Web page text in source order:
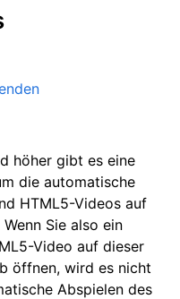
höher gibt es eine
die automatische
HTML5-Videos auf
Sie also ein
Video auf dieser
öffnen, wird es nicht
Abspielen des